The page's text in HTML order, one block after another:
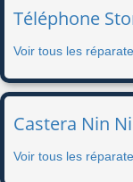
Téléphone
Voir tous les
Castera Nin
Voir tous les